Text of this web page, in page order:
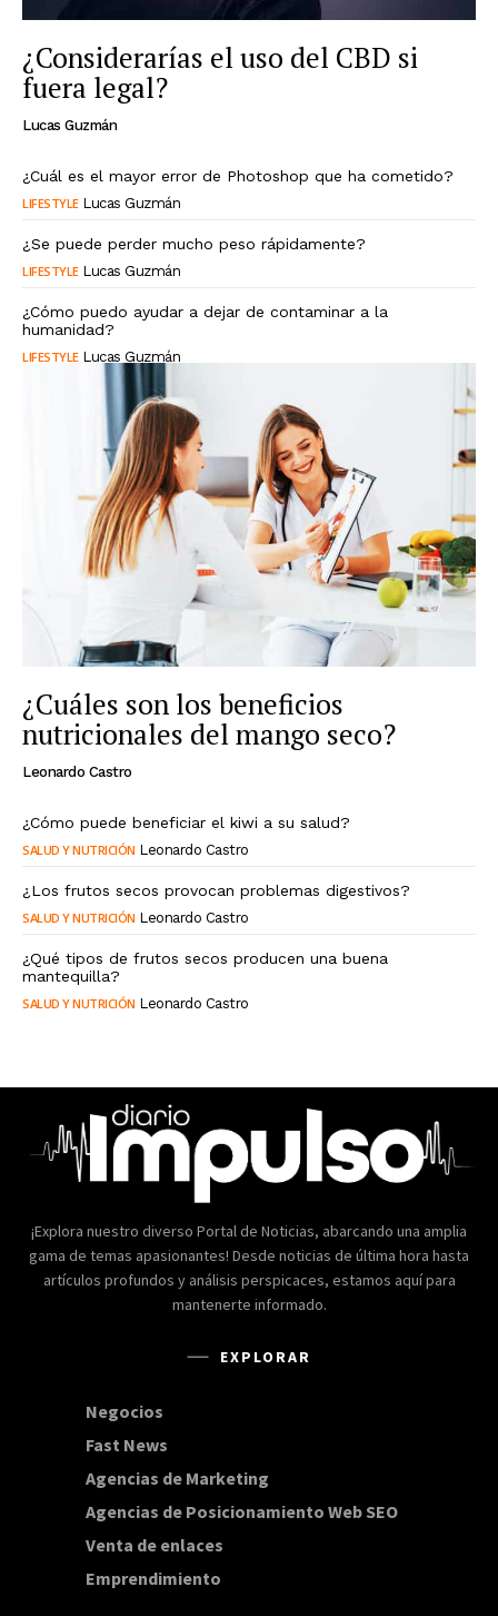
¿Considerarías el uso del CBD si
fuera legal?
Lucas Guzmán
¿Cuál es el mayor error de Photoshop que ha cometido?
LIFESTYLE Lucas Guzmán
¿Se puede perder mucho peso rápidamente?
LIFESTYLE Lucas Guzmán
¿Cómo puedo ayudar a dejar de contaminar a la
humanidad?
LIFESTYLE Lucas Guzmán
¿Cuáles son los beneficios
nutricionales del mango seco?
Leonardo Castro
¿Cómo puede beneficiar el kiwi a su salud?
SALUD Y NUTRICIÓN Leonardo Castro
¿Los frutos secos provocan problemas digestivos?
SALUD Y NUTRICIÓN Leonardo Castro
¿Qué tipos de frutos secos producen una buena
mantequilla?
SALUD Y NUTRICIÓN Leonardo Castro
¡Explora nuestro diverso Portal de Noticias, abarcando una amplia
gama de temas apasionantes! Desde noticias de última hora hasta
artículos profundos y análisis perspicaces, estamos aquí para
mantenerte informado.
EXPLORAR
Negocios
Fast News
Agencias de Marketing
Agencias de Posicionamiento Web SEO20
Venta de enlaces
Emprendimiento